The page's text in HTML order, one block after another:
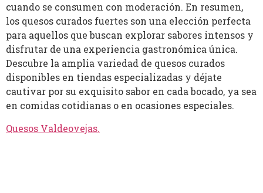
cuando se consumen con moderación. En resumen,
los quesos curados fuertes son una elección perfecta
para aquellos que buscan explorar sabores intensos y
disfrutar de una experiencia gastronómica única.
Descubre la amplia variedad de quesos curados
disponibles en tiendas especializadas y déjate
cautivar por su exquisito sabor en cada bocado, ya sea
en comidas cotidianas o en ocasiones especiales.
Quesos Valdeovejas.